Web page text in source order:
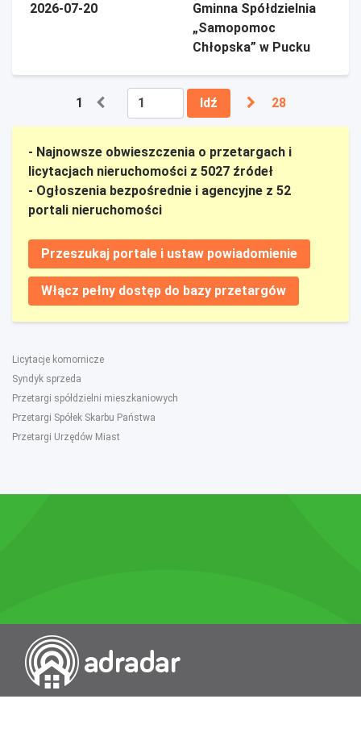
2026-07-20
Gminna Spółdzielnia
„Samopomoc
Chłopska” w Pucku
1 Idź 28
- Najnowsze obwieszczenia o przetargach i
licytacjach nieruchomości z 5027 źródeł
- Ogłoszenia bezpośrednie i agencyjne z 52
portali nieruchomości
Przeszukaj portale i ustaw powiadomienie
Włącz pełny dostęp do bazy przetargów
Licytacje komornicze
Syndyk sprzeda
Przetargi spółdzielni mieszkaniowych
Przetargi Spółek Skarbu Państwa
Przetargi Urzędów Miast